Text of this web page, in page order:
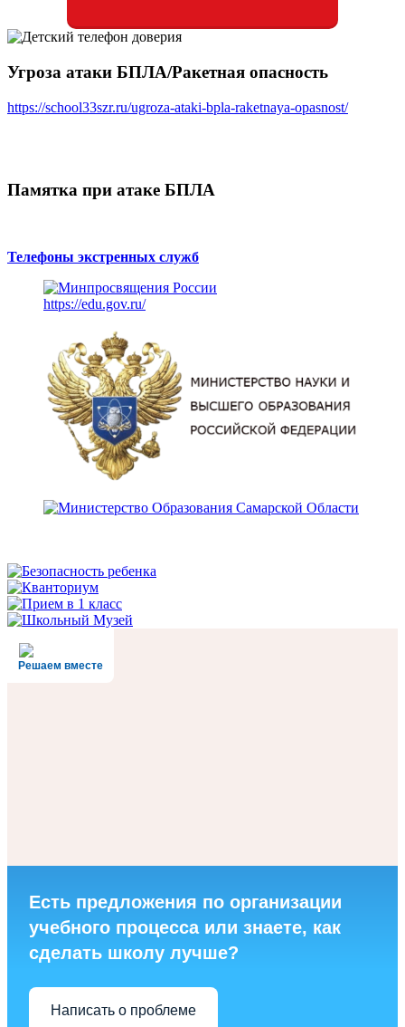
Угроза атаки БПЛА/Ракетная опасность
https://school33szr.ru/ugroza-ataki-bpla-raketnaya-opasnost/
Памятка при атаке БПЛА
Телефоны экстренных служб
https://edu.gov.ru/
Решаем вместе
Есть предложения по организации
учебного процесса или знаете, как
сделать школу лучше?
Написать о проблеме